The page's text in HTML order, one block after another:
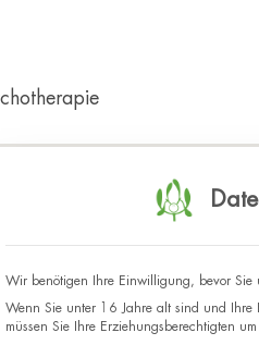
Wir benötigen Ihre Einwilligung, bevor Sie
Wenn Sie unter 16 Jahre alt sind und Ihre
müssen Sie Ihre Erziehungsberechtigten